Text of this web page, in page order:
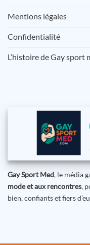
Mentions légales
Confidentialité
L’histoire de Gay sport
Gay Sport Med, le média
mode et aux rencontres,
bien, confiants et fiers